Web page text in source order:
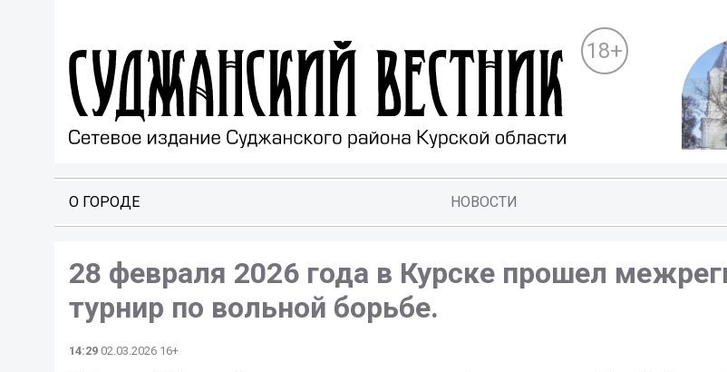
18+
О ГОРОДЕ НОВОСТИ
28 февраля 2026 года в Курске прошел
турнир по вольной борьбе.
14:29 02.03.2026 16+